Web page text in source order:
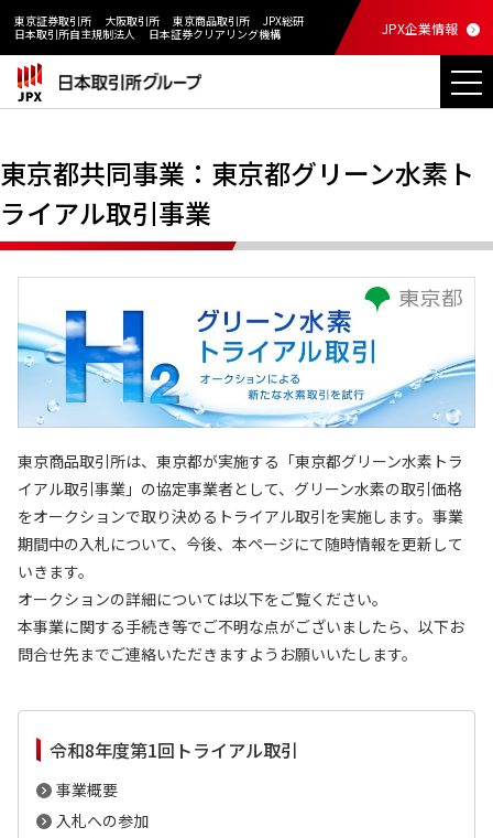
東京証券取引所 大阪取引所 東京商品取引所
JPX総研
日本取引所自主規制法人
日本証券クリアリング機構 JPX企業情報
東京都共同事業：東京都グリーン水素ト
ライアル取引事業
東京商品取引所は、東京都が実施する「東京都グリーン水素トラ
イアル取引事業」の協定事業者として、グリーン水素の取引価格
をオークションで取り決めるトライアル取引を実施します。事業
期間中の入札について、今後、本ページにて随時情報を更新して
いきます。
オークションの詳細については以下をご覧ください。
本事業に関する手続き等でご不明な点がございましたら、以下お
問合せ先までご連絡いただきますようお願いいたします。
令和8年度第1回トライアル取引
事業概要
入札への参加